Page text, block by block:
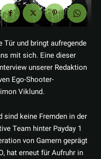
und bringt aufregende
mit sich. Eine dieser
unserer Redaktion
Ego-Shooter-
Viklund.
sind keine Fremden in der
Team hinter Payday 1
von Gamern geprägt
hat erneut für Aufruhr in